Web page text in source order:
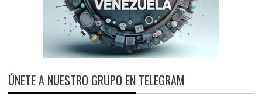
ÚNETE A NUESTRO GRUPO EN TELEGRAM